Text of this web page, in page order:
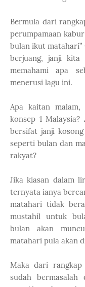
Bermula dari
perumpamaan
bulan ikut
berjuang, janji kita
memahami apa
menerusi lagu ini.
Apa kaitan
konsep 1
bersifat janji
seperti bulan dan
rakyat?
Jika kiasan dalam
ternyata ianya
matahari tidak
mustahil untuk
bulan akan
matahari pula akan
Maka dari
sudah bermasalah